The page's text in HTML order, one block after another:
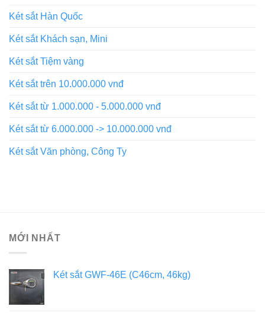
Két sắt Hàn Quốc
Két sắt Khách sạn, Mini
Két sắt Tiệm vàng
Két sắt trên 10.000.000 vnđ
Két sắt từ 1.000.000 - 5.000.000 vnđ
Két sắt từ 6.000.000 -> 10.000.000 vnđ
Két sắt Văn phòng, Công Ty
MỚI NHẤT
Két sắt GWF-46E (C46cm, 46kg)